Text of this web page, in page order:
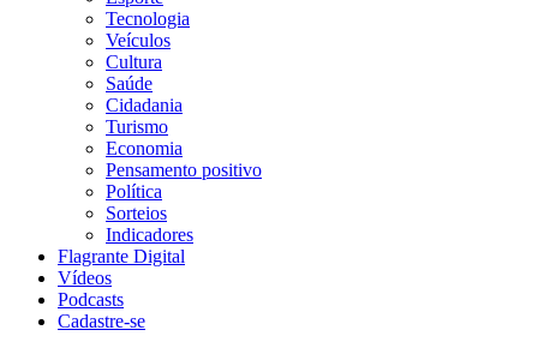
Tecnologia
Veículos
Cultura
Saúde
Cidadania
Turismo
Economia
Pensamento positivo
Política
Sorteios
Indicadores
Flagrante Digital
Vídeos
Podcasts
Cadastre-se